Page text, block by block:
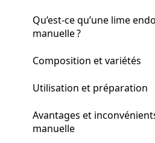
Qu’est-ce qu’une lime
manuelle ?
Composition et variétés
Utilisation et préparation
Avantages et
manuelle